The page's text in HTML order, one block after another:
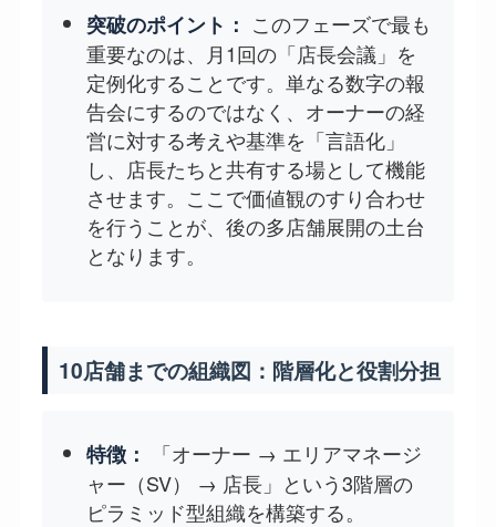
突破のポイント： このフェーズで最も
重要なのは、月1回の「店長会議」を
定例化することです。単なる数字の報
告会にするのではなく、オーナーの経
営に対する考えや基準を「言語化」
し、店長たちと共有する場として機能
させます。ここで価値観のすり合わせ
を行うことが、後の多店舗展開の土台
となります。
10店舗までの組織図：階層化と役割分担
特徴：
「オーナー → エリアマネージ
ャー（SV） → 店長」という3階層の
ピラミッド型組織を構築する。